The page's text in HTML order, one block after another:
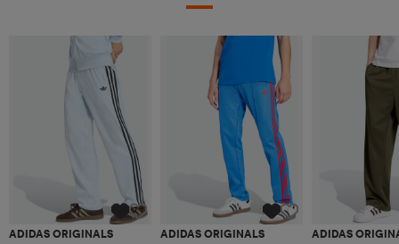
ADIDAS ORIGINALS
ADIDAS ORIGINALS
ADIDAS